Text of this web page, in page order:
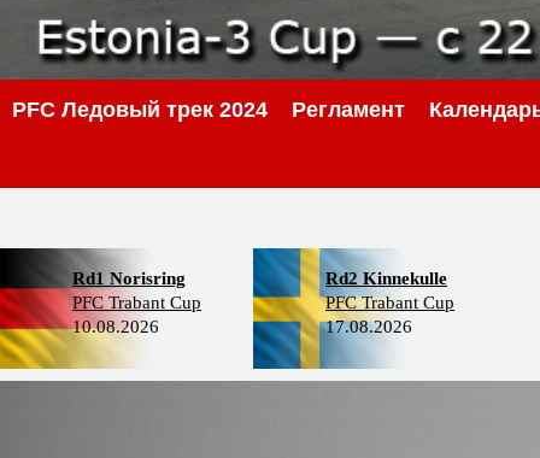
PFC Ледовый трек 2024 Регламент
Rd1 Norisring
PFC Trabant Cup
10.08.2026
Rd2 Kinnekulle
PFC Trabant Cup
17.08.2026